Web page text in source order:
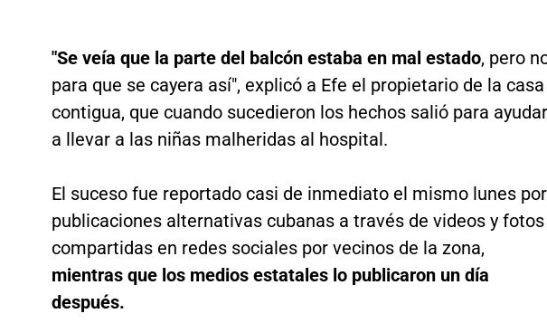
"Se veía que la parte del balcón estaba en mal estado, pero
para que se cayera así", explicó a Efe el propietario de la casa
contigua, que cuando sucedieron los hechos salió para ayudar
a llevar a las niñas malheridas al hospital.
El suceso fue reportado casi de inmediato el mismo lunes por
publicaciones alternativas cubanas a través de videos y fotos
compartidas en redes sociales por vecinos de la zona,
mientras que los medios estatales lo publicaron un día
después.